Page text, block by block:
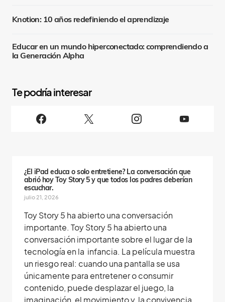
Knotion: 10 años redefiniendo el aprendizaje
Educar en un mundo hiperconectado: comprendiendo a
la Generación Alpha
S
¿El iPad educa o solo entretiene? La conversación que
abrió hoy Toy Story 5 y que todos los padres deberían
escuchar.
julio 21, 2026
Toy Story 5 ha abierto una conversación
importante. Toy Story 5 ha abierto una
conversación importante sobre el lugar de la
tecnología en la infancia. La película muestra
un riesgo real: cuando una pantalla se usa
únicamente para entretener o consumir
contenido, puede desplazar el juego, la
imaginación, el movimiento y la convivencia.